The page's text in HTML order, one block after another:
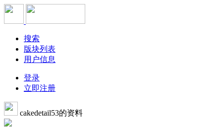
搜索
版块列表
用户信息
登录
立即注册
cakedetail53的资料